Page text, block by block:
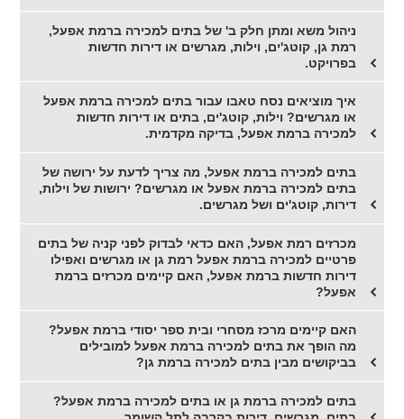
ניהול משא ומתן חלק ב' של בתים למכירה ברמת אפעל,
רמת גן, קוטג'ים, וילות, מגרשים או דירות חדשות
בפרויקט.
איך מוציאים נסח טאבו עבור בתים למכירה ברמת אפעל
או מגרשים? וילות, קוטג'ים, בתים או דירות חדשות
למכירה ברמת אפעל, בדיקה מקדמית.
בתים למכירה ברמת אפעל, מה צריך לדעת על ירושה של
בתים למכירה ברמת אפעל או מגרשים? ירושות של וילות,
דירות, קוטג'ים ושל מגרשים.
מכרזים רמת אפעל, האם כדאי לבדוק לפני קניה של בתים
פרטיים למכירה ברמת אפעל רמת גן או מגרשים ואפילו
דירות חדשות ברמת אפעל, האם קיימים מכרזים ברמת
אפעל?
האם קיימים מרכז מסחרי ובית ספר יסודי ברמת אפעל?
מה הופך את בתים למכירה ברמת אפעל למובילים
בביקושים מבין בתים למכירה ברמת גן?
בתים למכירה ברמת גן או בתים למכירה ברמת אפעל?